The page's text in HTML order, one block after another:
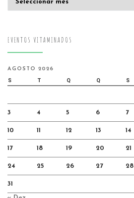
EVENTOS VITAMINADOS
AGOSTO 2026
S T Q Q S
3 4 5 6 7
10 11 12 13 14
17 18 19 20 21
24 25 26 27 28
31